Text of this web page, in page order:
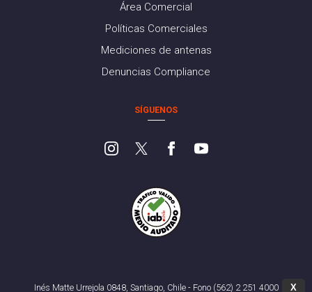
Área Comercial
Políticas Comerciales
Mediciones de antenas
Denuncias Compliance
SÍGUENOS
Inés Matte Urrejola 0848, Santiago, Chile - Fono (562) 2 251 4000 X